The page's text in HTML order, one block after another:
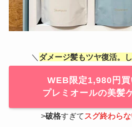
＼ ダメージ髪もツヤ復活。
WEB限定1,980円買
プレミオールの美髪
>破格すぎて スグ終わら